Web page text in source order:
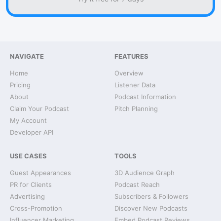
NAVIGATE
Home
Pricing
About
Claim Your Podcast
My Account
Developer API
FEATURES
Overview
Listener Data
Podcast Information
Pitch Planning
USE CASES
Guest Appearances
PR for Clients
Advertising
Cross-Promotion
TOOLS
3D Audience Graph
Podcast Reach
Subscribers & Followers
Discover New Podcasts